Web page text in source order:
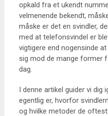
opkald fra et ukendt
velmenende bekendt,
måske er det en svindler,
med at telefonsvindel er
vigtigere end nogensinde
sig mod de mange former
dag.
I denne artikel guider vi dig
egentlig er, hvorfor
og hvilke metoder de